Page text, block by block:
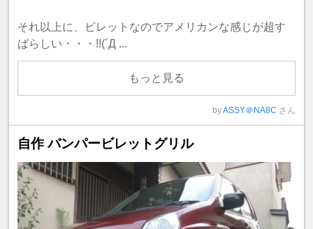
それ以上に、ビレットなのでアメリカンな感じが超す
ばらしい・・・!!(´Д ...
もっと見る
byASSY＠NA8C さん
自作 バンパービレットグリル